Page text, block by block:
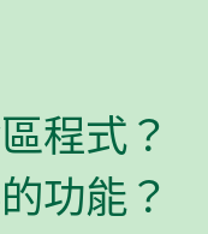
程式？
功能？